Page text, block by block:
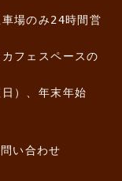
場のみ24時間営
フェスペースの
）、年末年始
い合わせ